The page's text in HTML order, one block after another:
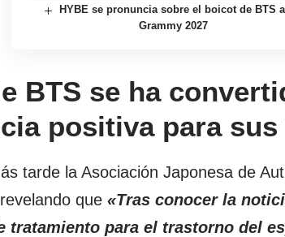
HYBE se pronuncia sobre el boicot de BTS
Grammy 2027
BTS se ha
positiva para sus
tarde la Asociación Japonesa de
revelando que «Tras conocer la
tratamiento para el trastorno del